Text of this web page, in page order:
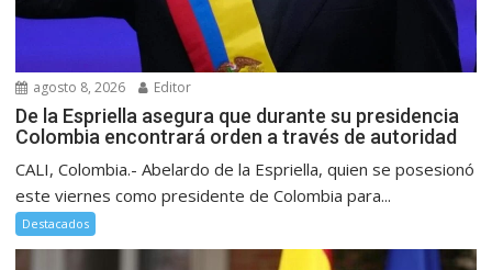
agosto 8, 2026 Editor
De la Espriella asegura que durante su presidencia
Colombia encontrará orden a través de autoridad
CALI, Colombia.- Abelardo de la Espriella, quien se posesionó
este viernes como presidente de Colombia para...
Destacados